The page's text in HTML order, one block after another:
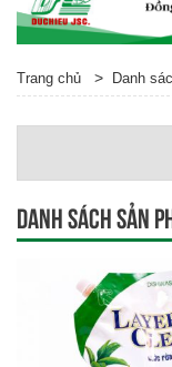
Trang chủ > Danh
Danh sách sản